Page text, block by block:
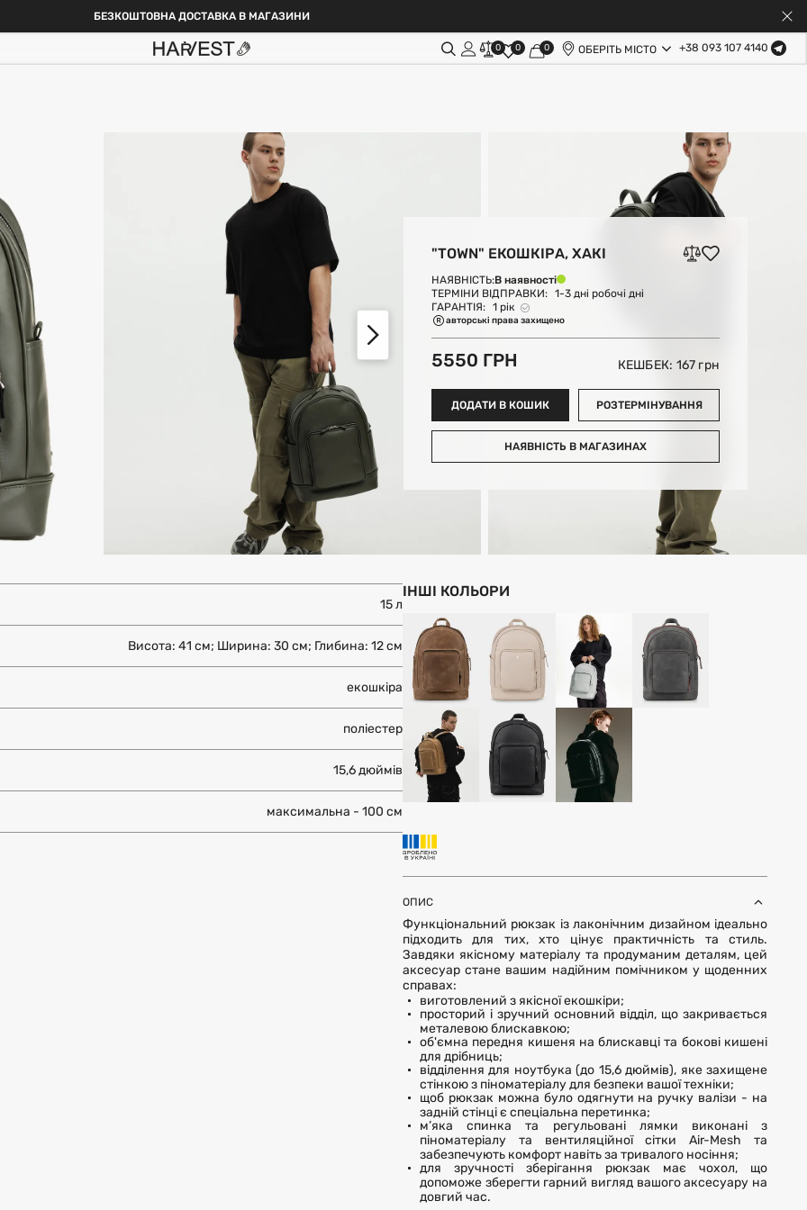
БЕЗКОШТОВНА ДОСТАВКА В МАГАЗИНИ
0 0 0 ОБЕРІТЬ МІСТО +38 093 107 4140
"TOWN" ЕКОШКІРА, ХАКІ
НАЯВНІСТЬ:В наявності
ТЕРМІНИ ВІДПРАВКИ: 1-3 дні робочі дні
ГАРАНТІЯ: 1 рік
авторські права захищено
5550 ГРН КЕШБЕК: 167грн
ДОДАТИ В КОШИК РОЗТЕРМІНУВАННЯ
НАЯВНІСТЬ В МАГАЗИНАХ
15 л
Висота: 41 см; Ширина: 30 см; Глибина: 12 см
екошкіра
поліестер
15,6 дюймів
максимальна - 100 см
ІНШІ КОЛЬОРИ
ОПИС
Функціональний рюкзак із лаконічним дизайном ідеально
підходить для тих, хто цінує практичність та стиль.
Завдяки якісному матеріалу та продуманим деталям, цей
аксесуар стане вашим надійним помічником у щоденних
справах:
виготовлений з якісної екошкіри;
просторий і зручний основний відділ, що закривається
металевою блискавкою;
об'ємна передня кишеня на блискавці та бокові кишені
для дрібниць;
відділення для ноутбука (до 15,6 дюймів), яке захищене
стінкою з піноматеріалу для безпеки вашої техніки;
щоб рюкзак можна було одягнути на ручку валізи - на
задній стінці є спеціальна перетинка;
м’яка спинка та регульовані лямки виконані з
піноматеріалу та вентиляційної сітки Air-Mesh та
забезпечують комфорт навіть за тривалого носіння;
для зручності зберігання рюкзак має чохол, що
допоможе зберегти гарний вигляд вашого аксесуару на
довгий час.